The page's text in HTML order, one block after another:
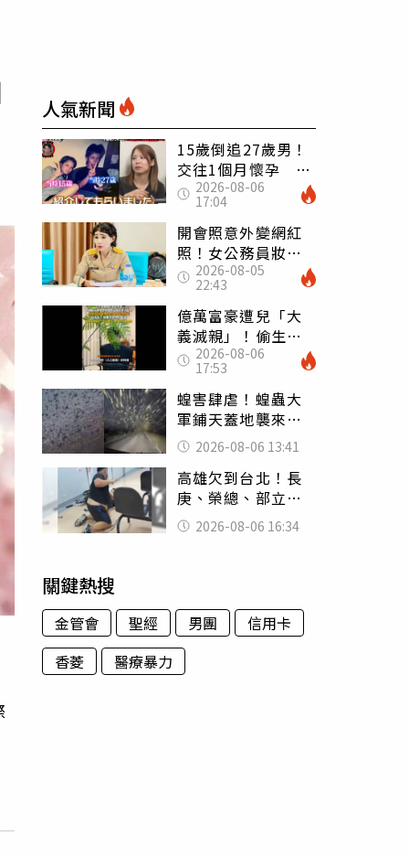
人氣新聞
15歲倒追27歲男！
交往1個月懷孕 36
歲當阿嬤故事曝光
2026-08-06
17:04
開會照意外變網紅
照！女公務員妝容
掀2千則留言 本人
怒嗆：化妝有錯嗎
2026-08-05
22:43
億萬富豪遭兒「大
義滅親」！偷生子
怕曝光 竟盜鄰居
身份辦假證落戶
2026-08-06
17:53
蝗害肆虐！蝗蟲大
軍鋪天蓋地襲來宛
如末日 網驚：聖
經十災
2026-08-06 13:41
高雄欠到台北！長
庚、榮總、部立醫
院都受害 「醫療
暴力男」離譜紀錄
2026-08-06 16:34
關鍵熱搜
金管會 聖經 男團
信用卡
香菱
醫療暴力